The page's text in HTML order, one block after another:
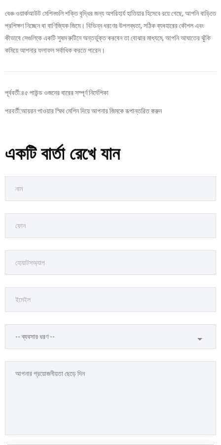
বেঞ্চ ওয়ার্কআউট মেশিনগুলি শক্তি বৃদ্ধির জন্য অপরিহার্য হাতিয়ার হিসেবে রয়ে গেছে, আপনি বাড়িতে
প্রশিক্ষণ নিচ্ছেন বা বাণিজ্যিক জিমে। বিভিন্ন ধরণের উপলব্ধতা, সঠিক ব্যবহারের কৌশল এবং
কীভাবে সেগুলিকে একটি সুষম রুটিনে অন্তর্ভুক্ত করবেন তা বোঝার মাধ্যমে, আপনি আঘাতের ঝুঁকি
কমিয়ে আপনার ফলাফল সর্বাধিক করতে পারেন।
পূর্ববর্তী:৪৫ পাউন্ড ওজনের বারের সম্পূর্ণ নির্দেশিকা
পরবর্তী:আয়রন পাওয়ার স্মিথ মেশিন দিয়ে আপনার জিমকে রূপান্তরিত করুন
একটি বার্তা রেখে যান